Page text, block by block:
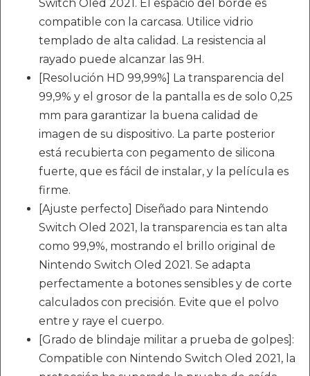
Switch Oled 2021. El espacio del borde es
compatible con la carcasa. Utilice vidrio
templado de alta calidad. La resistencia al
rayado puede alcanzar las 9H.
[Resolución HD 99,99%] La transparencia del
99,9% y el grosor de la pantalla es de solo 0,25
mm para garantizar la buena calidad de
imagen de su dispositivo. La parte posterior
está recubierta con pegamento de silicona
fuerte, que es fácil de instalar, y la película es
firme.
[Ajuste perfecto] Diseñado para Nintendo
Switch Oled 2021, la transparencia es tan alta
como 99,9%, mostrando el brillo original de
Nintendo Switch Oled 2021. Se adapta
perfectamente a botones sensibles y de corte
calculados con precisión. Evite que el polvo
entre y raye el cuerpo.
[Grado de blindaje militar a prueba de golpes]:
Compatible con Nintendo Switch Oled 2021, la